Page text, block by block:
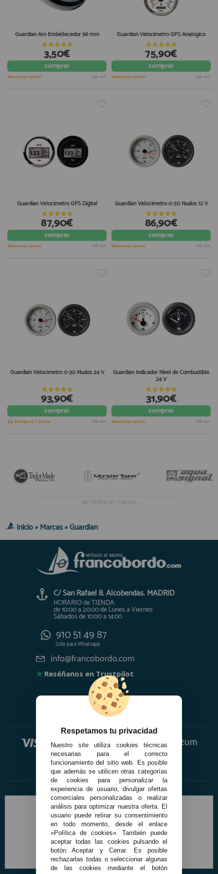
Guardian Aro Embellecedor 96 mm
3,50€
comprar
Seleccionar opción IVA incl.
Guardian Velocimetro GPS Analogico
75,90€
comprar
Seleccionar opción IVA incl.
Guardian Velocimetro GPS Digital
87,90€
comprar
Seleccionar opción IVA incl.
Guardian Velocimetro 0-30 Nudos 12 V
86,90€
comprar
Seleccionar opción IVA incl.
Guardian Velocimetro 0-30 Nudos 24 V
93,90€
comprar
Entrega en 7-10 días IVA incl.
Guardian Indicador Nivel de Combustible
24 V
31,90€
comprar
Seleccionar opción IVA incl.
ver todas las marcas
Inicio»Marcas»Guardian
C/ San Rafael 8. Alcobendas. MADRID
HORARIO de TIENDA:
de 10:00 a 20:00 de Lunes a Viernes
Sábados de 10:00 a 14:00
910 51 49 87
Solo paraWhatsapp
info@francobordo.com
★ Reséñanos en Trustpilot
Respetamos tu privacidad
Nuestro site utiliza cookies técnicas
necesarias para el correcto
funcionamiento del sitio web. Es posible
que además se utilicen otras categorías
de cookies para personalizar la
experiencia de usuario, divulgar ofertas
comerciales personalizadas o realizar
análisis para optimizar nuestra oferta. El
usuario puede retirar su consentimiento
en todo momento, desde el enlace
«Política de cookies». También puede
aceptar todas las cookies pulsando el
botón Aceptar y Cerrar. Es posible
rechazarlas todas o seleccionar algunas
de las cookies mediante el botón